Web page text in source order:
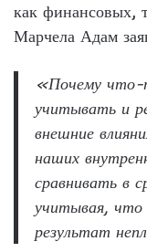
как финансовых,
Марчела Адам
«Почему что-
учитывать и
внешние
наших
сравнивать в
учитывая,
результат